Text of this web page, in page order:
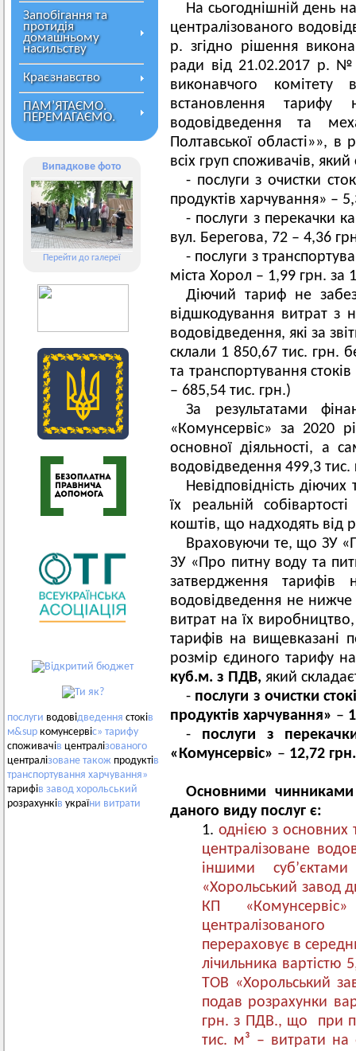
Запобігання та
протидія
домашньому
насильству
Краєзнавство
ПАМ’ЯТАЄМО.
ПЕРЕМАГАЄМО.
Випадкове фото
Перейти до галереї
послуги водовідведення стоків
м&sup комунсервіс» тарифу
споживачів централізованого
централізоване також продуктів
транспортування харчування»
тарифів завод хорольський
розрахунків україни витрати
На сьогоднішній день
централізованого
р. згідно рішення
ради від 21.02.2017 р.
виконавчого
встановлення тарифу
водовідведення та
Полтавської області»»,
всіх груп споживачів,
- послуги з очистки
продуктів харчування» –
- послуги з перекачки
вул. Берегова, 72 – 4,36
- послуги з
міста Хорол – 1,99 грн. за
Діючий тариф не
відшкодування витрат з
водовідведення, які за
склали 1 850,67 тис. грн.
та транспортування
– 685,54 тис. грн.)
За результатами
«Комунсервіс» за 2020
основної діяльності, а
водовідведення 499,3 тис.
Невідповідність
їх реальній
коштів, що надходять від
Враховуючи те, що ЗУ
ЗУ «Про питну воду та
затвердження тарифів
водовідведення не
витрат на їх
тарифів на вищевказані
розмір єдиного тарифу
куб.м. з ПДВ, який
- послуги з очистки
продуктів харчування» –
- послуги з
«Комунсервіс» – 12,72
Основними чинниками
даного виду послуг є:
однією з основних
централізоване
іншими
«Хорольський завод
КП
перераховує в
лічильника вартістю
ТОВ «Хорольський
подав розрахунки
грн. з ПДВ., що при
тис. м³ – витрати на